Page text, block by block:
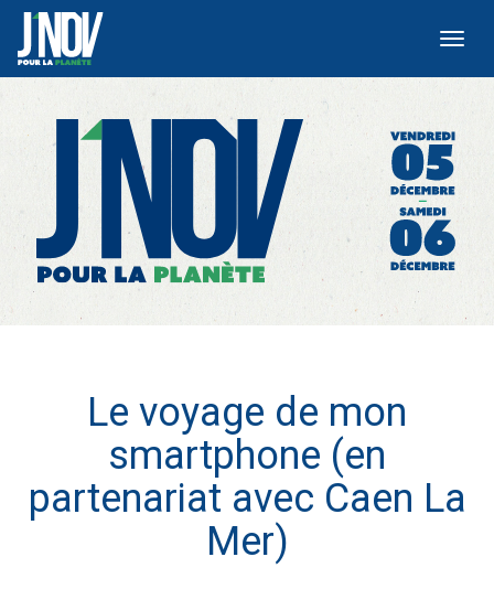
Le voyage de mon
smartphone (en
partenariat avec Caen La
Mer)